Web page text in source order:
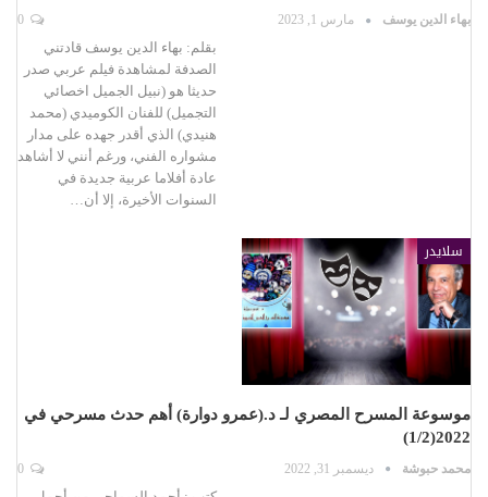
بهاء الدين يوسف مارس 1, 2023
بقلم: بهاء الدين يوسف قادتني
الصدفة لمشاهدة فيلم عربي صدر
حديثا هو (نبيل الجميل اخصائي
التجميل) للفنان الكوميدي (محمد
هنيدي) الذي أقدر جهده على مدار
مشواره الفني، ورغم أنني لا أشاهد
عادة أفلاما عربية جديدة في
السنوات الأخيرة، إلا أن…
سلايدر
موسوعة المسرح المصري لـ د.(عمرو دوارة) أهم حدث مسرحي في
2022(1/2)
محمد حبوشة ديسمبر 31, 2022